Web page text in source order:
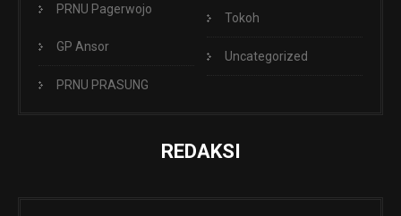
PRNU Pagerwojo
GP Ansor
PRNU PRASUNG
Tokoh
Uncategorized
REDAKSI